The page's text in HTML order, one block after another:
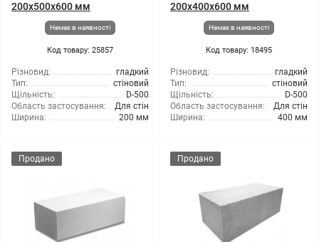
200x500x600 мм
Немає в наявності
Код товару: 25857
Різновид:
гладкий
Тип:
стіновий
Щільність:
D-500
Область застосування:
Для стін
Ширина:
200 мм
200x400x600 мм
Немає в наявності
Код товару: 18495
Різновид:
гладкий
Тип:
стіновий
Щільність:
D-500
Область застосування:
Для стін
Ширина:
400 мм
Продано Продано